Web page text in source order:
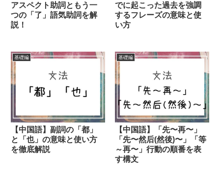
アスペクト助詞ともう一
つの「了」語気助詞を解
説！
でに起こった過去を強調
するフレーズの意味と使
い方
基礎編
【中国語】副詞の「都」
と「也」の意味と使い方
を徹底解説
基礎編
【中国語】「先〜再〜」
「先〜然后(然後)〜」「等
～再〜」行動の順番を表
す構文